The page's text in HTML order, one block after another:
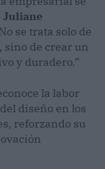
Juliane
se trata solo de
sino de crear un
y duradero.”
la labor
diseño en los
reforzando su